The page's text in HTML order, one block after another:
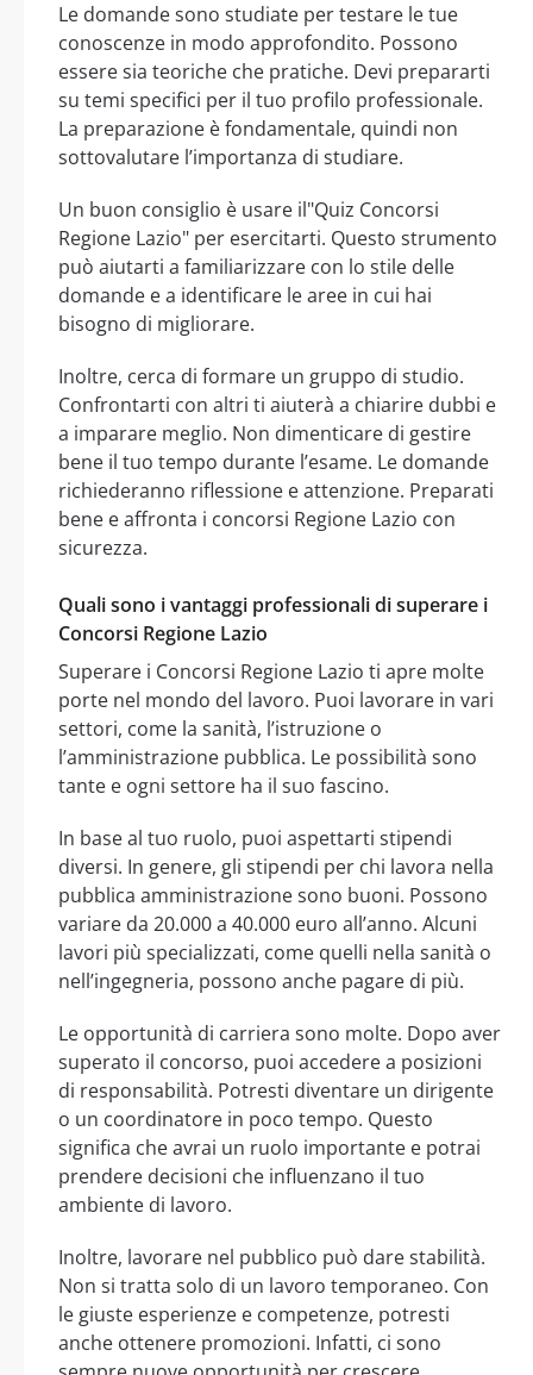
Le domande sono studiate per testare le tue
conoscenze in modo approfondito. Possono
essere sia teoriche che pratiche. Devi prepararti
su temi specifici per il tuo profilo professionale.
La preparazione è fondamentale, quindi non
sottovalutare l’importanza di studiare.
Un buon consiglio è usare il"Quiz Concorsi
Regione Lazio" per esercitarti. Questo strumento
può aiutarti a familiarizzare con lo stile delle
domande e a identificare le aree in cui hai
bisogno di migliorare.
Inoltre, cerca di formare un gruppo di studio.
Confrontarti con altri ti aiuterà a chiarire dubbi e
a imparare meglio. Non dimenticare di gestire
bene il tuo tempo durante l’esame. Le domande
richiederanno riflessione e attenzione. Preparati
bene e affronta i concorsi Regione Lazio con
sicurezza.
Quali sono i vantaggi professionali di superare i
Concorsi Regione Lazio
Superare i Concorsi Regione Lazio ti apre molte
porte nel mondo del lavoro. Puoi lavorare in vari
settori, come la sanità, l’istruzione o
l’amministrazione pubblica. Le possibilità sono
tante e ogni settore ha il suo fascino.
In base al tuo ruolo, puoi aspettarti stipendi
diversi. In genere, gli stipendi per chi lavora nella
pubblica amministrazione sono buoni. Possono
variare da 20.000 a 40.000 euro all’anno. Alcuni
lavori più specializzati, come quelli nella sanità o
nell’ingegneria, possono anche pagare di più.
Le opportunità di carriera sono molte. Dopo aver
superato il concorso, puoi accedere a posizioni
di responsabilità. Potresti diventare un dirigente
o un coordinatore in poco tempo. Questo
significa che avrai un ruolo importante e potrai
prendere decisioni che influenzano il tuo
ambiente di lavoro.
Inoltre, lavorare nel pubblico può dare stabilità.
Non si tratta solo di un lavoro temporaneo. Con
le giuste esperienze e competenze, potresti
anche ottenere promozioni. Infatti, ci sono